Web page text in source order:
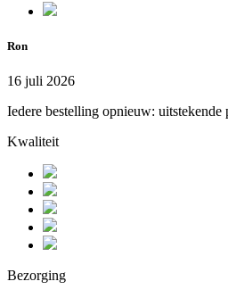
Ron
16 juli 2026
Iedere bestelling opnieuw:
Kwaliteit
Bezorging